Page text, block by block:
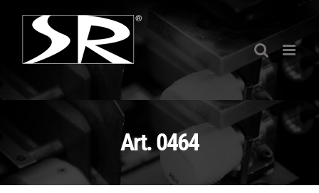
contenuto
Art. 0464